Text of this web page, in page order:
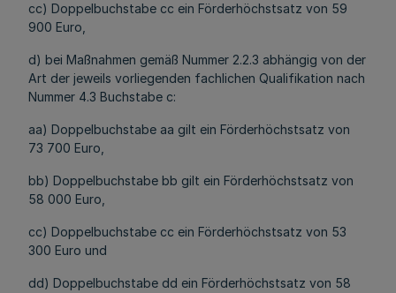
cc) Doppelbuchstabe cc ein Förderhöchstsatz von 59
900 Euro,
d) bei Maßnahmen gemäß Nummer 2.2.3 abhängig von der
Art der jeweils vorliegenden fachlichen Qualifikation nach
Nummer 4.3 Buchstabe c:
aa) Doppelbuchstabe aa gilt ein Förderhöchstsatz von
73 700 Euro,
bb) Doppelbuchstabe bb gilt ein Förderhöchstsatz von
58 000 Euro,
cc) Doppelbuchstabe cc ein Förderhöchstsatz von 53
300 Euro und
dd) Doppelbuchstabe dd ein Förderhöchstsatz von 58